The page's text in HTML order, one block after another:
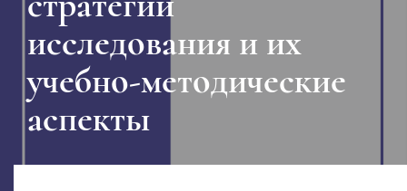
исследования и их
учебно-методические
аспекты